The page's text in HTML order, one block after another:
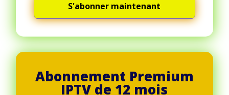
S'abonner maintenant
Abonnement Premium
IPTV de 12 mois